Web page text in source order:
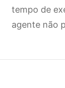
tempo de
agente não